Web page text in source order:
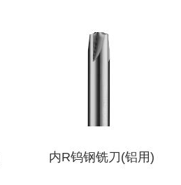
内R钨钢铣刀(铝用)